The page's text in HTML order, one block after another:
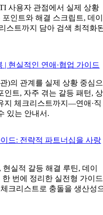
사용자 관점에서 실제 상황
인트와 해결 스크립트, 데이
스트까지 담아 검색 최적화
| 현실적인 연애·협업 가이드
)의 관계를 실제 상황 중심으
인트, 자주 겪는 갈등 패턴, 상
지 체크리스트까지—연애·직
있는 안내서.
드: 전략적 파트너십을 사랑
실적 갈등 해결 루틴, 데이
번에 정리한 실전형 가이
크리스트로 충돌을 생산성